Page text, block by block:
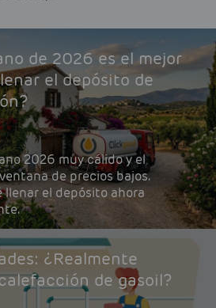
de 2026 es el mejor
el depósito de
2026 muy cálido y el
de precios bajos.
llenar el depósito ahora
¿Realmente
de gasoil?